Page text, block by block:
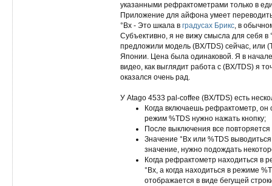
указанными рефрактометрами только в
Приложение для айфона умеет
°Bx - Это шкала в градусах Брикс , в
Субъективно, я не вижу смысла для себя
предложили модель (BX/TDS) сейчас, или
Японии. Цена была одинаковой. Я в
видео, как выглядит работа с (BX/TDS) я
оказался очень рад.
У Atago 4533 pal-coffee (BX/TDS) есть
Когда включаешь рефрактометр, он
режим %TDS нужно нажать кнопку;
После выключения все
Значение °Bx или %TDS
значение, нужно подождать
Когда рефрактометр находиться в
°Bx, а когда находиться в режиме
отображается в виде бегущей